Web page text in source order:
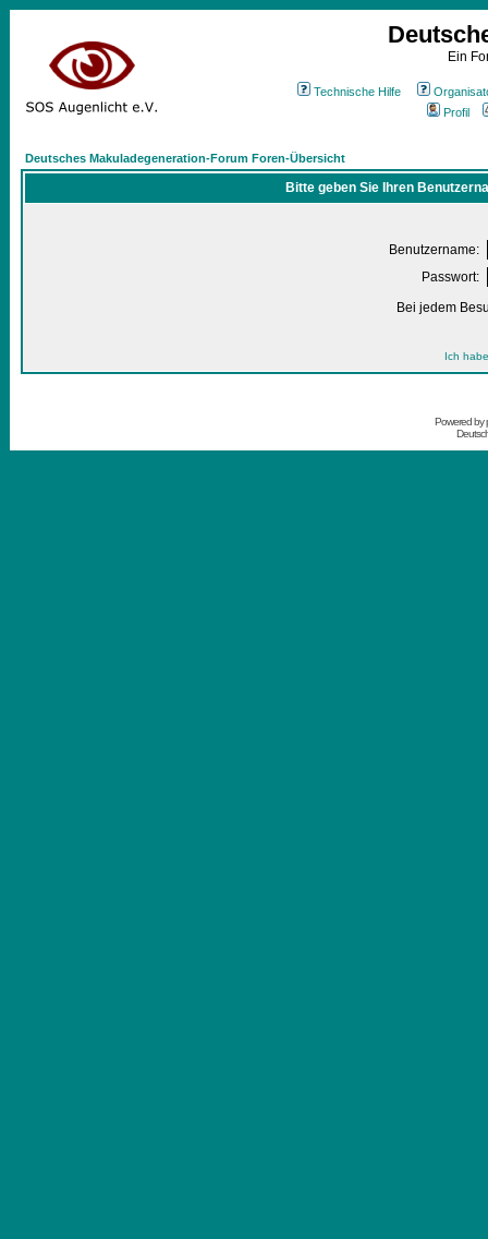
Ein
Technische Hilfe
Profil
Deutsches Makuladegeneration-Forum Foren-Übersicht
Bitte geben Sie Ihren
Benutzername:
Passwort:
Bei jedem
Ich
Powered by